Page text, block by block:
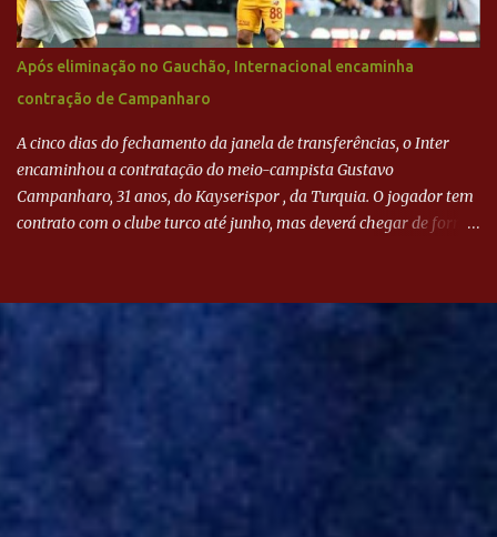
Após eliminação no Gauchão, Internacional encaminha
contração de Campanharo
A cinco dias do fechamento da janela de transferências, o Inter
encaminhou a contratação do meio-campista Gustavo
Campanharo, 31 anos, do Kayserispor , da Turquia. O jogador tem
contrato com o clube turco até junho, mas deverá chegar de forma
Evian, da França, Hellas Verona, da Itália, e Ludogorets, da
concretizada, o jogador chegará ao Beira-Rio para ser mais uma
opção de Mano Menezes no setor de meio-campo. Atualmente, na
Turquia, Gustavo Campanharo vem atuando como volante, mas